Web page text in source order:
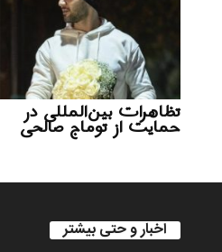
تظاهرات بین‌المللی در
حمایت از توماج صالحی
اخبار و حتی بیشتر